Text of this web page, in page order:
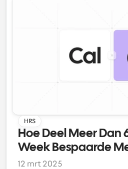
HRS
Hoe Deel Meer Dan
Week Bespaarde
Aangepaste
12 mrt 2025